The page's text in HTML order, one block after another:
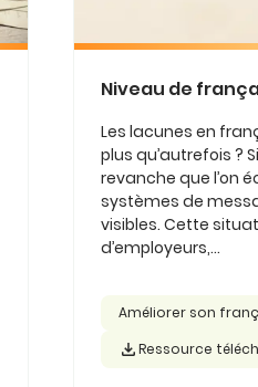
Niveau de
Les lacunes en
plus qu’autrefois ?
revanche que l’on
systèmes de
visibles. Cette
d’employeurs,...
Améliorer son
Ressource